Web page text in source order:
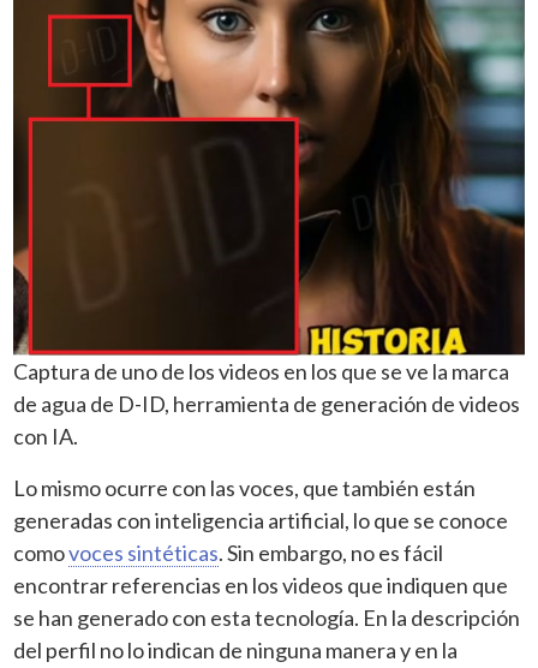
Captura de uno de los videos en los que se ve la marca
de agua de D-ID, herramienta de generación de videos
con IA.
Lo mismo ocurre con las voces, que también están
generadas con inteligencia artificial, lo que se conoce
comovoces sintéticas. Sin embargo, no es fácil
encontrar referencias en los videos que indiquen que
se han generado con esta tecnología. En la descripción
del perfil no lo indican de ninguna manera y en la